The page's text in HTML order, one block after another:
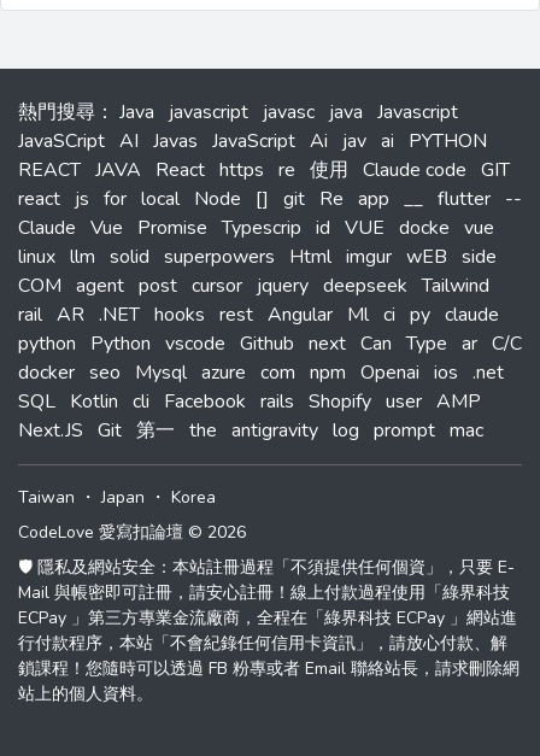
熱門搜尋 ： Java javascript javasc java Javascript
JavaSCript AI Javas JavaScript Ai jav ai
PYTHON
REACT JAVA React https re 使用 Claude code GIT
react js for local Node [] git Re app __ flutter --
Claude Vue Promise Typescrip id VUE docke vue
linux llm solid superpowers Html imgur wEB side
COM agent post cursor jquery deepseek Tailwind
rail AR .NET hooks rest Angular Ml ci py claude
python
Python vscode Github next Can Type ar C/C
docker seo Mysql azure com npm Openai ios .net
SQL Kotlin cli Facebook rails Shopify user AMP
Next.JS Git 第一 the antigravity log prompt mac
Taiwan ・Japan ・ Korea
CodeLove 愛寫扣論壇 © 2026
🛡️ 隱私及網站安全：本站註冊過程「不須提供任何個資」，只要 E-
Mail 與帳密即可註冊，請安心註冊！線上付款過程使用「綠界科技
ECPay 」第三方專業金流廠商，全程在「綠界科技 ECPay 」網站進
行付款程序，本站「不會紀錄任何信用卡資訊」，請放心付款、解
鎖課程！您隨時可以透過 FB 粉專或者 Email 聯絡站長，請求刪除網
站上的個人資料。